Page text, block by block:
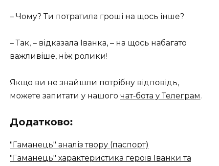
– Чому? Ти потратила гроші на щось інше?
– Так, – відказала Іванка, – на щось набагато
важливіше, ніж ролики!
Якщо ви не знайшли потрібну відповідь,
можете запитати у нашого чат-бота у Телеграм.
Додатково:
"Гаманець" аналіз твору (паспорт)
"Гаманець" характеристика героїв Іванки та